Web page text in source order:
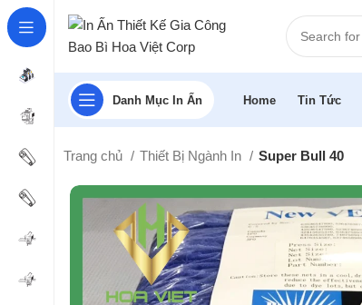
Danh Mục In Ấn Home Tin Tức
Trang chủ Thiết Bị Ngành In Super Bull 40